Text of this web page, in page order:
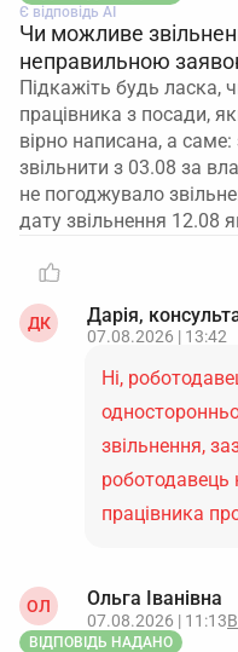
Є відповідь АІ
Чи можливе
неправильною
Підкажіть будь ласка,
працівника з посади,
вірно написана, а
звільнити з 03.08 за
не погоджувало
дату звільнення 12.08
ДК Дарія,
07.08.2026 | 13:42
Ні,
звільнення,
роботодавець
працівника
ОЛ Ольга Іванівна
07.08.2026 | 11:13
ВІДПОВІДЬ НАДАНО